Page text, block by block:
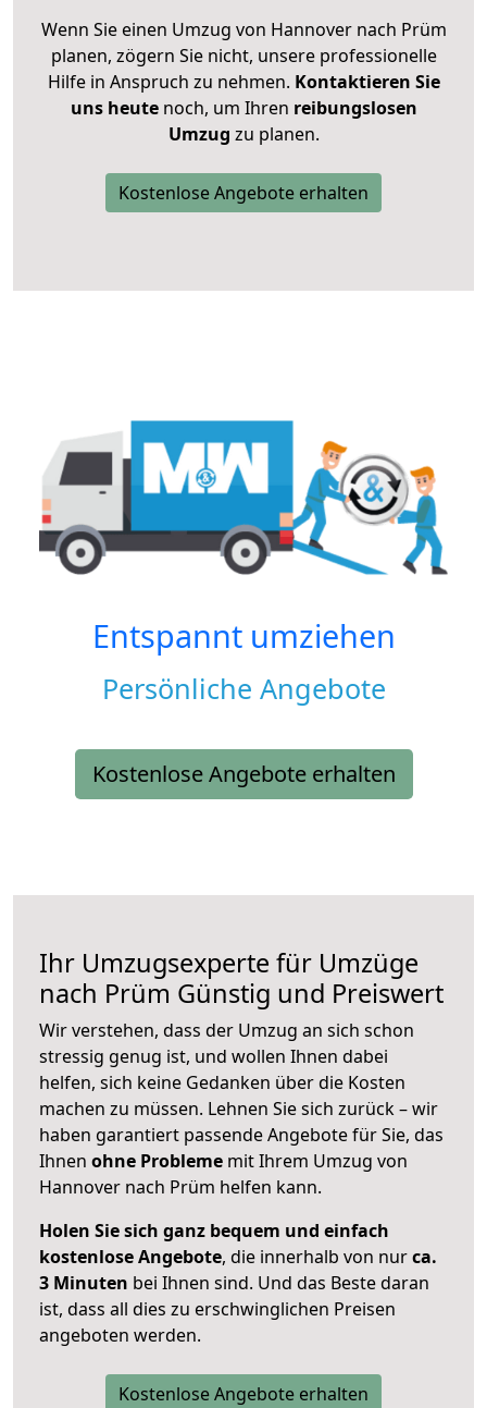
Wenn Sie einen Umzug von Hannover nach Prüm
planen, zögern Sie nicht, unsere professionelle
Hilfe in Anspruch zu nehmen. Kontaktieren Sie
uns heutenoch, um Ihren reibungslosen
Umzug zu planen.
Kostenlose Angebote erhalten
Entspannt umziehen
Persönliche Angebote
Kostenlose Angebote erhalten
Ihr Umzugsexperte für Umzüge
nach Prüm Günstig und Preiswert
Wir verstehen, dass der Umzug an sich schon
stressig genug ist, und wollen Ihnen dabei
helfen, sich keine Gedanken über die Kosten
machen zu müssen. Lehnen Sie sich zurück – wir
haben garantiert passende Angebote für Sie, das
Ihnen ohne Probleme mit Ihrem Umzug von
Hannover nach Prüm helfen kann.
Holen Sie sich ganz bequem und einfach
kostenlose Angebote, die innerhalb von nurca.
3 Minuten bei Ihnen sind. Und das Beste daran
ist, dass all dies zu erschwinglichen Preisen
angeboten werden.
Kostenlose Angebote erhalten